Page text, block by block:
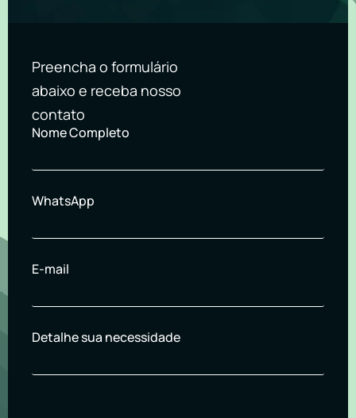
Preencha o formulário
abaixo e receba nosso
contato
Nome Completo
WhatsApp
E-mail
Detalhe sua necessidade